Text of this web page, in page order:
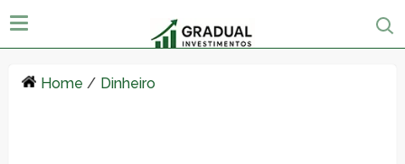
Home / Dinheiro